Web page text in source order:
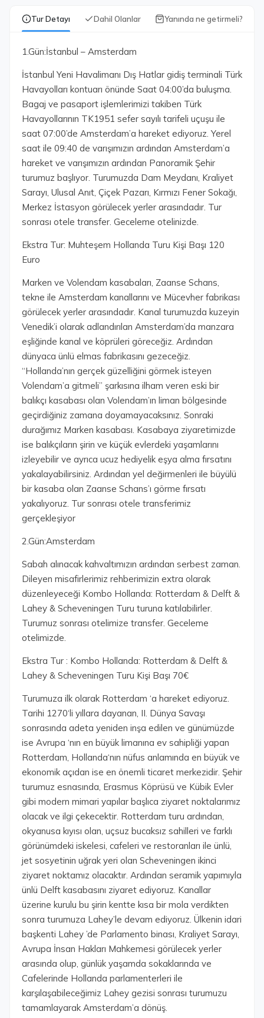
Tur Detayı Dahil Olanlar Yanında ne getirmeli?
1.Gün:İstanbul – Amsterdam
İstanbul Yeni Havalimanı Dış Hatlar gidiş terminali Türk
Havayolları kontuarı önünde Saat 04:00’da buluşma.
Bagaj ve pasaport işlemlerimizi takiben Türk
Havayollarının TK1951 sefer sayılı tarifeli uçuşu ile
saat 07:00’de Amsterdam’a hareket ediyoruz. Yerel
saat ile 09:40 de varışımızın ardından Amsterdam’a
hareket ve varışımızın ardından Panoramik Şehir
turumuz başlıyor. Turumuzda Dam Meydanı, Kraliyet
Sarayı, Ulusal Anıt, Çiçek Pazarı, Kırmızı Fener Sokağı,
Merkez İstasyon görülecek yerler arasındadır. Tur
sonrası otele transfer. Geceleme otelinizde.
Ekstra Tur: Muhteşem Hollanda Turu Kişi Başı 120
Euro
Marken ve Volendam kasabaları, Zaanse Schans,
tekne ile Amsterdam kanallarını ve Mücevher fabrikası
görülecek yerler arasındadır. Kanal turumuzda kuzeyin
Venedik’i olarak adlandırılan Amsterdam’da manzara
eşliğinde kanal ve köprüleri göreceğiz. Ardından
dünyaca ünlü elmas fabrikasını gezeceğiz.
“Hollanda’nın gerçek güzelliğini görmek isteyen
Volendam’a gitmeli” şarkısına ilham veren eski bir
balıkçı kasabası olan Volendam’ın liman bölgesinde
geçirdiğiniz zamana doyamayacaksınız. Sonraki
durağımız Marken kasabası. Kasabaya ziyaretimizde
ise balıkçıların şirin ve küçük evlerdeki yaşamlarını
izleyebilir ve ayrıca ucuz hediyelik eşya alma fırsatını
yakalayabilirsiniz. Ardından yel değirmenleri ile büyülü
bir kasaba olan Zaanse Schans’ı görme fırsatı
yakalıyoruz. Tur sonrası otele transferimiz
gerçekleşiyor
2.Gün:Amsterdam
Sabah alınacak kahvaltımızın ardından serbest zaman.
Dileyen misafirlerimiz rehberimizin extra olarak
düzenleyeceği Kombo Hollanda: Rotterdam & Delft &
Lahey & Scheveningen Turu turuna katılabilirler.
Turumuz sonrası otelimize transfer. Geceleme
otelimizde.
Ekstra Tur : Kombo Hollanda: Rotterdam & Delft &
Lahey & Scheveningen Turu Kişi Başı 70€
Turumuza ilk olarak Rotterdam ‘a hareket ediyoruz.
Tarihi 1270‘li yıllara dayanan, II. Dünya Savaşı
sonrasında adeta yeniden inşa edilen ve günümüzde
ise Avrupa ‘nın en büyük limanına ev sahipliği yapan
Rotterdam, Hollanda‘nın nüfus anlamında en büyük ve
ekonomik açıdan ise en önemli ticaret merkezidir. Şehir
turumuz esnasında, Erasmus Köprüsü ve Kübik Evler
gibi modern mimari yapılar başlıca ziyaret noktalarımız
olacak ve ilgi çekecektir. Rotterdam turu ardından,
okyanusa kıyısı olan, uçsuz bucaksız sahilleri ve farklı
görünümdeki iskelesi, cafeleri ve restoranları ile ünlü,
jet sosyetinin uğrak yeri olan Scheveningen ikinci
ziyaret noktamız olacaktır. Ardından seramik yapımıyla
ünlü Delft kasabasını ziyaret ediyoruz. Kanallar
üzerine kurulu bu şirin kentte kısa bir mola verdikten
sonra turumuza Lahey’le devam ediyoruz. Ülkenin idari
başkenti Lahey ’de Parlamento binası, Kraliyet Sarayı,
Avrupa İnsan Hakları Mahkemesi görülecek yerler
arasında olup, günlük yaşamda sokaklarında ve
Cafelerinde Hollanda parlamenterleri ile
karşılaşabileceğimiz Lahey gezisi sonrası turumuzu
tamamlayarak Amsterdam’a dönüş.